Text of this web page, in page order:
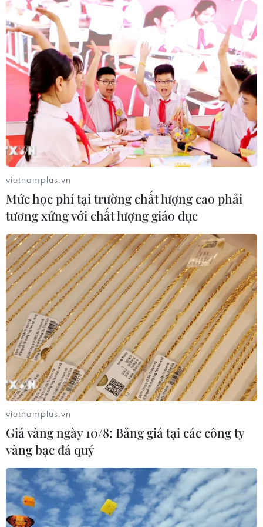
'Cuộc chiến' về vaccine tại Liên minh châu
Âu vẫn chưa hạ nhiệt
27/03/2021 12:09
Các quốc gia EU dường như đang cảm thấy khó khăn
trong cuộc chiến chống lại virus SARS-CoV-2 khi mà
nguồn cung vaccine không đủ, rồi sự phân chia cũng
không đồng đều giữa các thành viên.
vietnamplus.vn
Mức học phí tại trường chất lượng cao phải
tương xứng với chất lượng giáo dục
vietnamplus.vn
Giá vàng ngày 10/8: Bảng giá tại các công ty
vàng bạc đá quý